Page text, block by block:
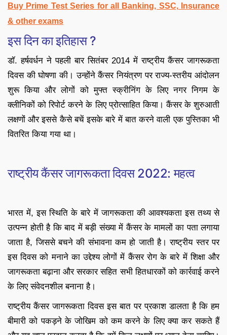
Buy Prime Test Series for all Banking, SSC, Insurance
& other exams
इस दिन का इतिहास ?
डॉ. हर्षवर्धन ने पहली बार सितंबर 2014 में राष्ट्रीय कैंसर जागरूकता
दिवस की घोषणा की। उन्होंने कैंसर नियंत्रण पर राज्य-स्तरीय आंदोलन
शुरू किया और लोगों को मुफ्त स्क्रीनिंग के लिए नगर निगम के
क्लीनिकों को रिपोर्ट करने के लिए प्रोत्साहित किया। कैंसर के शुरुआती
लक्षणों और इससे कैसे बचें इसके बारे में बात करने वाली एक पुस्तिका भी
वितरित किया गया था।
राष्ट्रीय कैंसर जागरूकता दिवस 2022: महत्व
भारत में, इस स्थिति के बारे में जागरूकता की आवश्यकता इस तथ्य से
उत्पन्न होती है कि बाद में बड़ी संख्या में कैंसर के मामलों का पता लगाया
जाता है, जिससे बचने की संभावना कम हो जाती है। राष्ट्रीय स्तर पर
इस दिवस को मनाने का उद्देश्य लोगों में कैंसर रोग के बारे में शिक्षा और
जागरूकता बढ़ाना और सरकार सहित सभी हितधारकों को कार्रवाई करने
के लिए संवेदनशील बनाना है।
राष्ट्रीय कैंसर जागरूकता दिवस इस बात पर प्रकाश डालता है कि हम
बीमारी को पकड़ने के जोखिम को कम करने के लिए क्या कर सकते हैं